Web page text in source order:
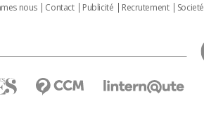
nous Contact Publicité Recrutement Societé